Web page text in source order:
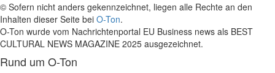
© Sofern nicht anders gekennzeichnet, liegen alle Rechte an den
Inhalten dieser Seite bei O-Ton.
O-Ton wurde vom Nachrichtenportal EU Business news als BEST
CULTURAL NEWS MAGAZINE 2025 ausgezeichnet.
Rund um O-Ton